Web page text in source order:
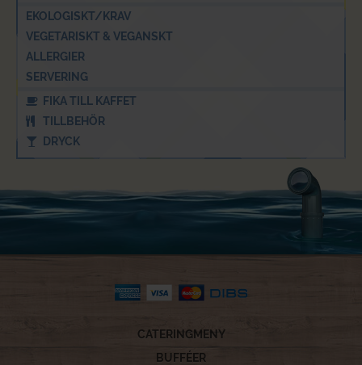
EKOLOGISKT/KRAV
VEGETARISKT & VEGANSKT
ALLERGIER
SERVERING
FIKA TILL KAFFET
TILLBEHÖR
DRYCK
CATERINGMENY
BUFFÉER